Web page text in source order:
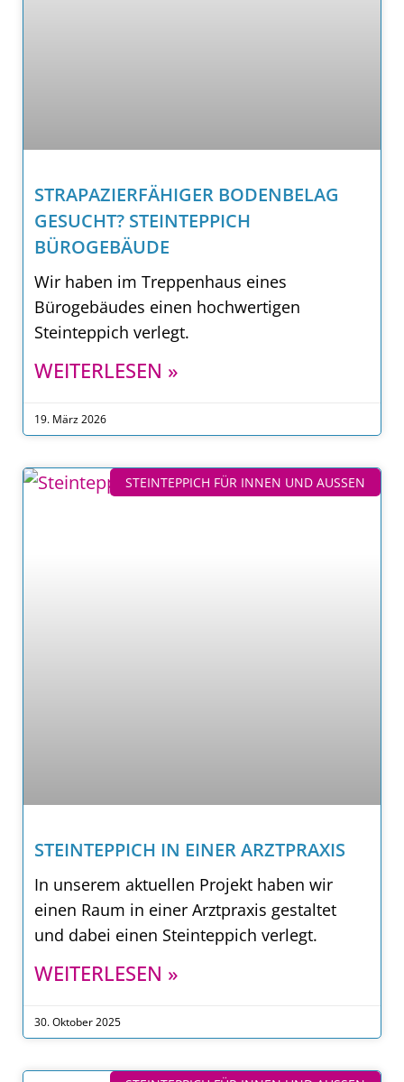
STRAPAZIERFÄHIGER BODENBELAG
GESUCHT? STEINTEPPICH
BÜROGEBÄUDE
Wir haben im Treppenhaus eines
Bürogebäudes einen hochwertigen
Steinteppich verlegt.
WEITERLESEN »
19. März 2026
STEINTEPPICH FÜR INNEN UND AUSSEN
STEINTEPPICH IN EINER ARZTPRAXIS
In unserem aktuellen Projekt haben wir
einen Raum in einer Arztpraxis gestaltet
und dabei einen Steinteppich verlegt.
WEITERLESEN »
30. Oktober 2025